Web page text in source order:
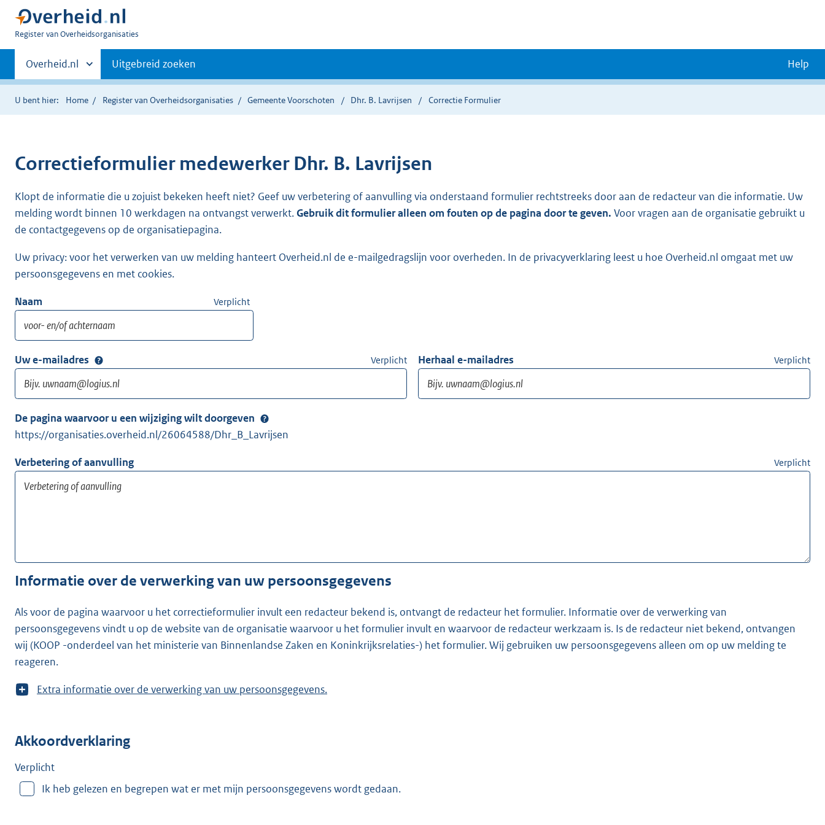
U
Register van Overheidsorganisaties
Primaire
navigatie
Andere
sites
binnen
Overheid.nl Uitgebreid zoeken Help
U bent hier: Home Register van Overheidsorganisaties Gemeente Voorschoten Dhr. B. Lavrijsen Correctie Formulier
Correctieformulier medewerker Dhr. B. Lavrijsen
Klopt de informatie die u zojuist bekeken heeft niet? Geef uw verbetering of aanvulling via onderstaand formulier rechtstreeks door aan de redacteur van die informatie. Uw
melding wordt binnen 10 werkdagen na ontvangst verwerkt.Gebruik dit formulier alleen om fouten op de pagina door te geven. Voor vragen aan de organisatie gebruikt u
de contactgegevens op de organisatiepagina.
Uw privacy: voor het verwerken van uw melding hanteert Overheid.nl de e-mailgedragslijn voor overheden. In de privacyverklaring leest u hoe Overheid.nl omgaat met uw
persoonsgegevens en met cookies.
Naam Verplicht
Uw e-mailadres Verplicht Herhaal e-mailadres Verplicht
De pagina waarvoor u een wijziging wilt doorgeven
https://organisaties.overheid.nl/26064588/Dhr_B_Lavrijsen
Verbetering of aanvulling Verplicht
Informatie over de verwerking van uw persoonsgegevens
Als voor de pagina waarvoor u het correctieformulier invult een redacteur bekend is, ontvangt de redacteur het formulier. Informatie over de verwerking van
persoonsgegevens vindt u op de website van de organisatie waarvoor u het formulier invult en waarvoor de redacteur werkzaam is. Is de redacteur niet bekend, ontvangen
wij (KOOP -onderdeel van het ministerie van Binnenlandse Zaken en Koninkrijksrelaties-) het formulier. Wij gebruiken uw persoonsgegevens alleen om op uw melding te
reageren.
T
m
e
Extra informatie over de verwerking van uw persoonsgegevens.
Akkoordverklaring
Verplicht
Ik heb gelezen en begrepen wat er met mijn persoonsgegevens wordt gedaan.